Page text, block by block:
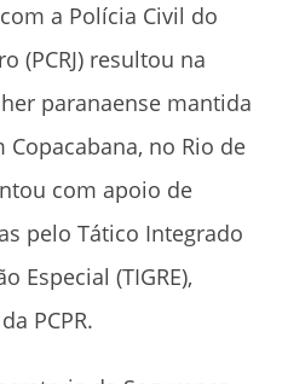
a Polícia Civil do
(PCRJ) resultou na
paranaense mantida
no Rio de
com apoio de
pelo Tático Integrado
Especial (TIGRE),
PCPR.